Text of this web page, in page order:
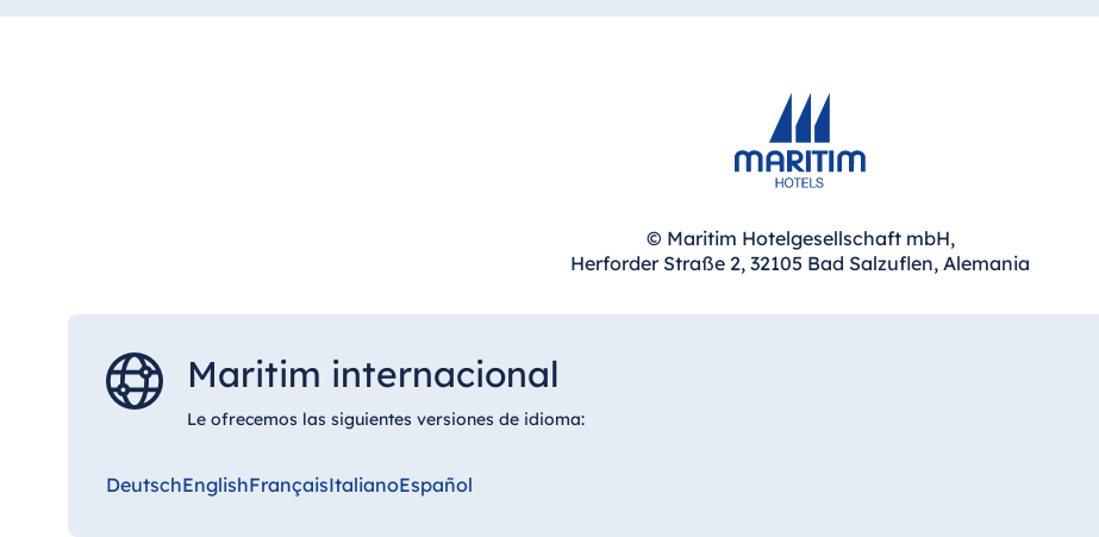
Precio por persona: 59 €
Precio por persona: 92 €
Garshan
Exfoliación corporal ayurvédica en seco.
Calentador, estimulante de la linfa, tonificante, suavizante.
Precio por persona: 39 €
© Maritim Hotelgesellschaft mbH,
Herforder Straße 2, 32105 Bad Salzuflen, Alemania
Maritim internacional
Le ofrecemos las siguientes versiones de idioma:
DeutschEnglishFrançaisItalianoEspañol